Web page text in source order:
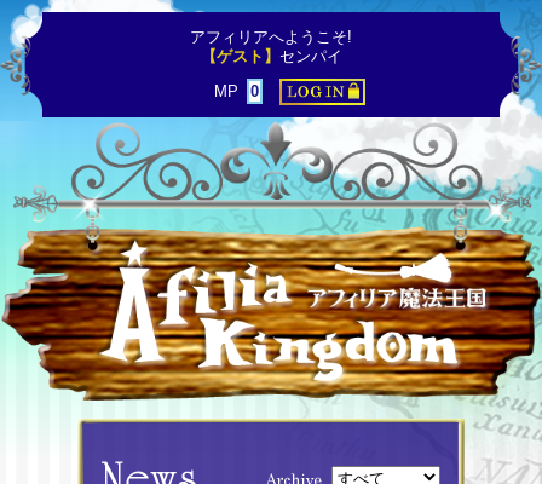
アフィリアへようこそ!
【ゲスト】 センパイ
MP
0